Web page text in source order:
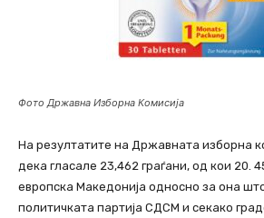
Фото Државна Изборна Комисија
На резултатите на Државната изборна
дека гласале 23,462 граѓани, од кои 20.
европска Македонија односно за она
политичката партија СДСМ и секако